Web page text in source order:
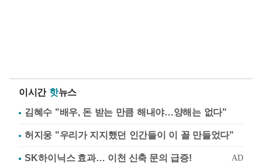
이시간 핫뉴스
김혜수 "배우, 돈 받는 만큼 해내야…양해는 없다"
허지웅 "우리가 지지했던 인간들이 이 꼴 만들었다"